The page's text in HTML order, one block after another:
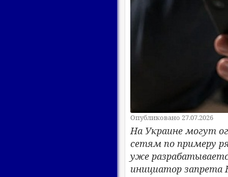
Опубликовано 27.07.2026
На Украине могут
сетям по примеру
уже
инициатор